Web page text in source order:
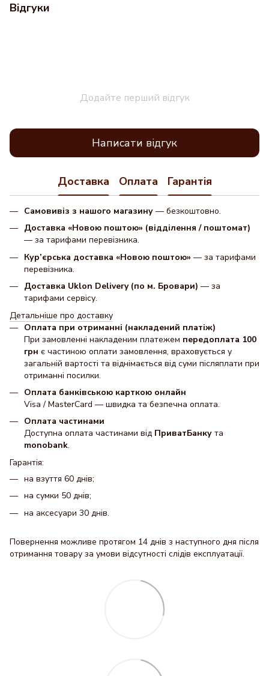
Відгуки
Додайте перший відгук
Написати відгук
Доставка Оплата Гарантія
Самовивіз з нашого магазину — безкоштовно.
Доставка «Новою поштою» (відділення / поштомат)
— за тарифами перевізника.
Кур’єрська доставка «Новою поштою» — за тарифами
перевізника.
Доставка Uklon Delivery (по м. Бровари) — за
тарифами сервісу.
Детальніше про доставку
Оплата при отриманні (накладений платіж)
При замовленні накладеним платежем передоплата 100
грн є частиною оплати замовлення, враховується у
загальній вартості та віднімається від суми післяплати при
отриманні посилки.
Оплата банківською карткою онлайн
Visa / MasterCard — швидка та безпечна оплата.
Оплата частинами
Доступна оплата частинами від ПриватБанку та
monobank.
Гарантія:
на взуття 60 днів;
на сумки 50 днів;
на аксесуари 30 днів.
Повернення можливе протягом 14 днів з наступного дня після
отримання товару за умови відсутності слідів експлуатації.